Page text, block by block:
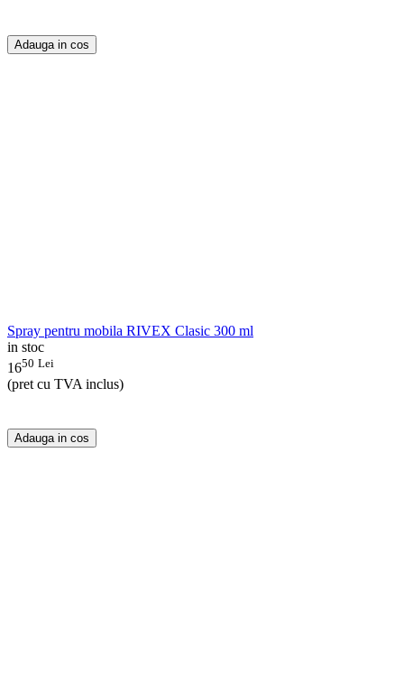
Adauga in cos
Spray pentru mobila RIVEX Clasic 300 ml
in stoc
1650 Lei
(pret cu TVA inclus)
Adauga in cos